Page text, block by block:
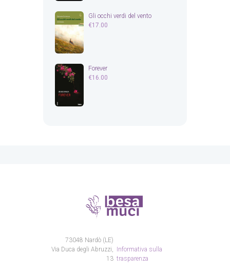
Gli occhi verdi del vento
€17.00
Forever
€16.00
Informativa sulla
trasparenza
73048 Nardò (LE)
Via Duca degli Abruzzi,
13